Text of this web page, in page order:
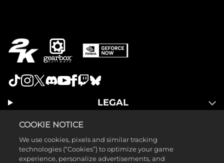
LEGAL
COOKIE NOTICE
We use cookies, pixels and similar tracking
technologies (“Cookies”) to optimize your game
experience, personalize advertisements, and